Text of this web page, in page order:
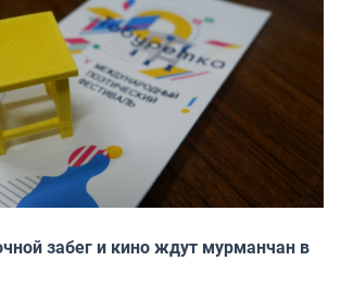
забег и кино ждут мурманчан в